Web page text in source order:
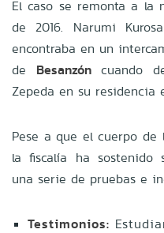
El caso se remonta a la
de 2016. Narumi
encontraba en un
de Besanzóncuando
Zepeda en su residencia
Pese a que el cuerpo de
la fiscalía ha sostenido
una serie de pruebas e
Testimonios: